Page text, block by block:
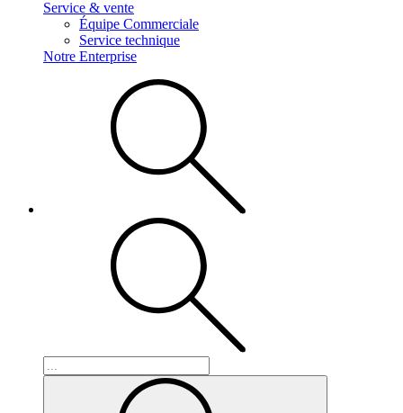
Service & vente
Équipe Commerciale
Service technique
Notre Enterprise